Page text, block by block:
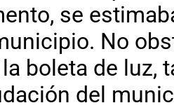
se
No
boleta de luz,
del